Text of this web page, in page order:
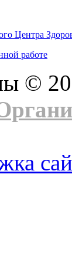
Центра
работе
©